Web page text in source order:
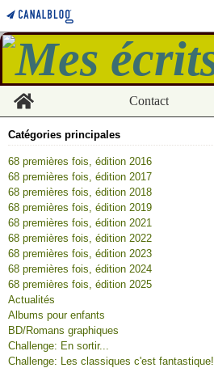
Home
Contact
Catégories principales
68 premières fois, édition 2016
68 premières fois, édition 2017
68 premières fois, édition 2018
68 premières fois, édition 2019
68 premières fois, édition 2021
68 premières fois, édition 2022
68 premières fois, édition 2023
68 premières fois, édition 2024
68 premières fois, édition 2025
Actualités
Albums pour enfants
BD/Romans graphiques
Challenge: En sortir...
Challenge: Les classiques c'est fantastique!